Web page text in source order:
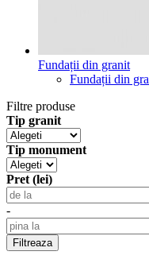
Fundații din granit
Fundații din
Filtre produse
Tip granit
Tip monument
Pret (lei)
-